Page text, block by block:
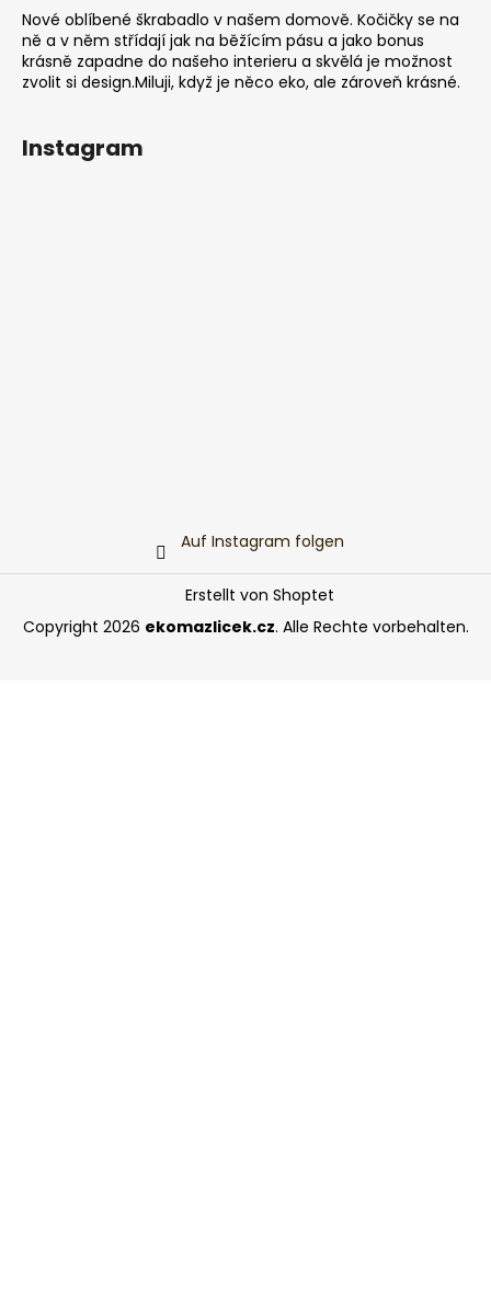
Nové oblíbené škrabadlo v našem domově. Kočičky se na
ně a v něm střídají jak na běžícím pásu a jako bonus
krásně zapadne do našeho interieru a skvělá je možnost
zvolit si design.Miluji, když je něco eko, ale zároveň krásné.
Instagram
Auf Instagram folgen
Erstellt von Shoptet
Copyright 2026 ekomazlicek.cz. Alle Rechte vorbehalten.